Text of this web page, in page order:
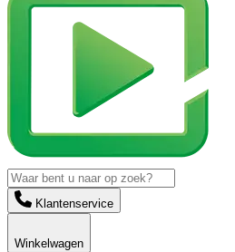
Klantenservice
Winkelwagen